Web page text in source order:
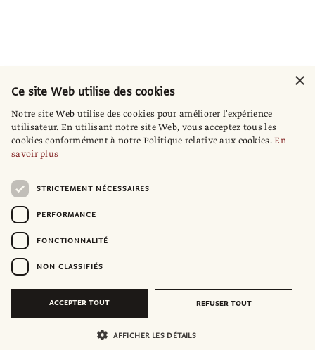
×
Ce site Web utilise des cookies
Notre site Web utilise des cookies pour améliorer l'expérience
utilisateur. En utilisant notre site Web, vous acceptez tous les
cookies conformément à notre Politique relative aux cookies.En
savoir plus
STRICTEMENT NÉCESSAIRES
PERFORMANCE
FONCTIONNALITÉ
NON CLASSIFIÉS
ACCEPTER TOUT REFUSER TOUT
AFFICHER LES DÉTAILS